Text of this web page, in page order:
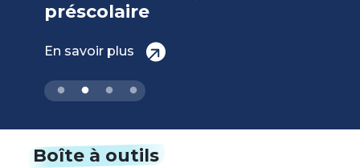
En savoir plus
Boîte à outils